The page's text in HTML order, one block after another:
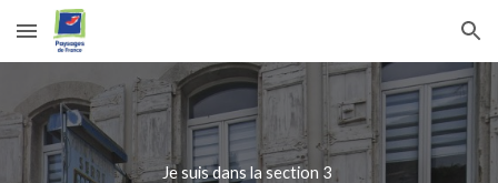
Skip to main content Skip to navigation
Je suis dans la section 3